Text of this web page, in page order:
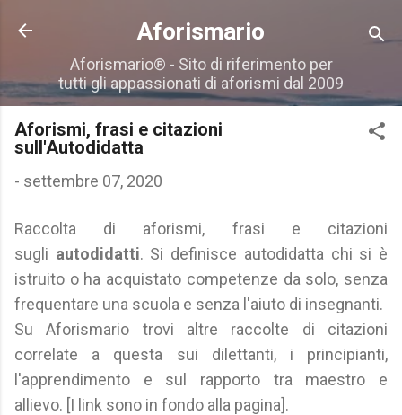
Passa ai contenuti principali
Aforismario
Aforismario® - Sito di riferimento per
tutti gli appassionati di aforismi dal 2009
Aforismi, frasi e citazioni
sull'Autodidatta
- settembre 07, 2020
Raccolta di aforismi, frasi e citazioni
sugli autodidatti. Si definisce autodidatta chi si è
istruito o ha acquistato competenze da solo, senza
frequentare una scuola e senza l'aiuto di insegnanti.
Su Aforismario trovi altre raccolte di citazioni
correlate a questa sui dilettanti, i principianti,
l'apprendimento e sul rapporto tra maestro e
allievo. [I link sono in fondo alla pagina].